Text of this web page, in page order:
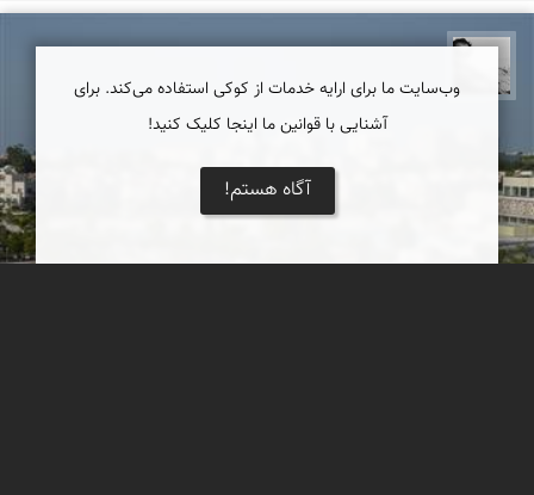
وب‌سایت ما برای ارایه خدمات از کوکی استفاده می‌کند. برای
آشنایی با قوانین ما اینجا کلیک کنید!
آگاه هستم!